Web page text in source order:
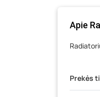
Apie
Prekės